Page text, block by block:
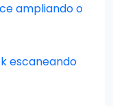
ampliando o
escaneando